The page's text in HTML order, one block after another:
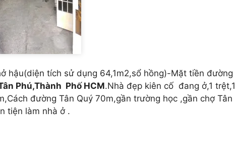
hậu(diện tích sử dụng 64,1m2,sổ hồng)-Mặt tiền đường
Phú,Thành Phố HCM.Nhà đẹp kiên cố đang ở,1 trệt,1
đường Tân Quý 70m,gần trường học ,gần chợ Tân
tiện làm nhà ở .